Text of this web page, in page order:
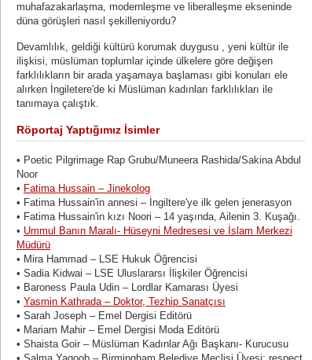
muhafazakarlaşma, modernleşme ve liberalleşme ekseninde
düna görüşleri nasıl şekilleniyordu?
Devamlılık, geldiği kültürü korumak duygusu , yeni kültür ile
ilişkisi, müslüman toplumlar içinde ülkelere göre değişen
farklılıkların bir arada yaşamaya başlaması gibi konuları ele
alırken İngiletere'de ki Müslüman kadınları farklılıkları ile
tanımaya çalıştık.
Röportaj Yaptığımız İsimler
• Poetic Pilgrimage Rap Grubu/Muneera Rashida/Sakina Abdul
Noor
• Fatima Hussain – Jinekolog
• Fatima Hussain'in annesi – İngiltere'ye ilk gelen jenerasyon
• Fatima Hussain'in kızı Noori – 14 yaşında, Ailenin 3. Kuşağı.
• Ummul Banın Maralı- Hüseyni Medresesi ve İslam Merkezi
Müdürü
• Mira Hammad – LSE Hukuk Öğrencisi
• Sadia Kidwai – LSE Uluslararsı İlişkiler Öğrencisi
• Baroness Paula Udin – Lordlar Kamarası Üyesi
• Yasmin Kathrada – Doktor, Tezhip Sanatçısı
• Sarah Joseph – Emel Dergisi Editörü
• Mariam Mahir – Emel Dergisi Moda Editörü
• Shaista Goir – Müslüman Kadınlar Ağı Başkanı- Kurucusu